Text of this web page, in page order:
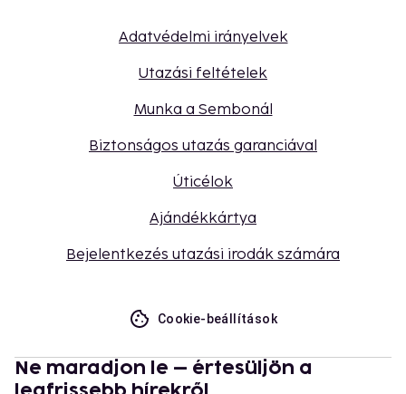
Adatvédelmi irányelvek
Utazási feltételek
Munka a Sembonál
Biztonságos utazás garanciával
Úticélok
Ajándékkártya
Bejelentkezés utazási irodák számára
Cookie-beállítások
Ne maradjon le – értesüljön a